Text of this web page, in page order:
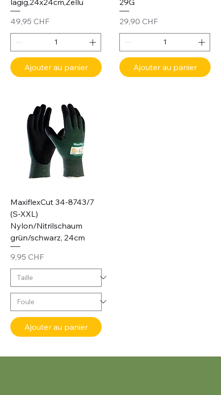
Prix
49,95 CHF
Ajouter au panier
Prix
29,90 CHF
Ajouter au panier
MaxiflexCut 34-8743/7
(S-XXL)
Nylon/Nitrilschaum
grün/schwarz, 24cm
Prix
9,95 CHF
Ajouter au panier